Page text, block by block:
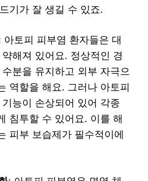
기가 잘 생길 수 있죠.
아토피 피부염 환자들은 대
해져 있어요. 정상적인 경
분을 유지하고 외부 자극으
역할을 해요. 그러나 아토피
능이 손상되어 있어 각종
침투할 수 있어요. 이를 해
피부 보습제가 필수적이에